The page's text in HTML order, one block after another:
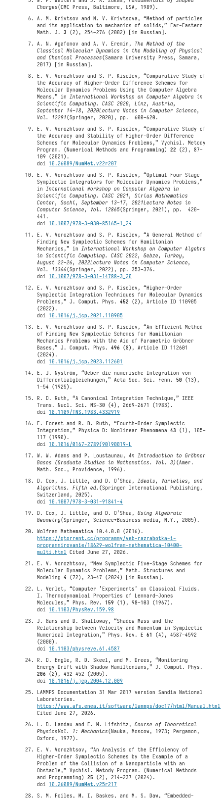
Charges(CMC Press, Baltimore, USA, 1989).
A. M. Krivtsov and N. V. Krivtsova, “Method of particles
and its application to mechanics of solids,” Far-Eastern
Math. J.3 (2), 254–276 (2002) [in Russian].
A. N. Agafonov and A. V. Eremin, The Method of the
Classical Molecular Dynamics in the Modeling of Physical
and Chemical Processes(Samara University Press, Samara,
2017) [in Russian].
E. V. Vorozhtsov and S. P. Kiselev, “Comparative Study of
the Accuracy of Higher-Order Difference Schemes for
Molecular Dynamics Problems Using the Computer Algebra
Means,” inInternational Workshop on Computer Algebra in
Scientific Computing. CASC 2020, Linz, Austria,
September 14–18, 2020Lecture Notes in Computer Science,
Vol. 12291(Springer, 2020), pp. 600–620.
E. V. Vorozhtsov and S. P. Kiselev, “Comparative Study of
the Accuracy and Stability of Higher-Order Difference
Schemes for Molecular Dynamics Problems,” Vychisl. Metody
Program. (Numerical Methods and Programming)22 (2), 87–
109 (2021).
doi10.26089/NumMet.v22r207
E. V. Vorozhtsov and S. P. Kiselev, “Optimal Four-Stage
Symplectic Integrators for Molecular Dynamics Problems,”
inInternational Workshop on Computer Algebra in
Scientific Computing. CASC 2021, Sirius Mathematics
Center, Sochi, September 13–17, 2021Lecture Notes in
Computer Science, Vol. 12865(Springer, 2021), pp. 420–
441.
doi10.1007/978-3-030-85165-1_24
E. V. Vorozhtsov and S. P. Kiselev, “A General Method of
Finding New Symplectic Schemes for Hamiltonian
Mechanics,” inInternational Workshop on Computer Algebra
in Scientific Computing. CASC 2022, Gebze, Turkey,
August 22–26, 2022Lecture Notes in Computer Science,
Vol. 13366(Springer, 2022), pp. 353–376.
doi10.1007/978-3-031-14788-3_20
E. V. Vorozhtsov and S. P. Kiselev, “Higher-Order
Symplectic Integration Techniques for Molecular Dynamics
Problems,” J. Comput. Phys.452 (2), Article ID 110905
(2022).
doi10.1016/j.jcp.2021.110905
E. V. Vorozhtsov and S. P. Kiselev, “An Efficient Method
of Finding New Symplectic Schemes for Hamiltonian
Mechanics Problems with the Aid of Parametric Gröbner
Bases,” J. Comput. Phys.496 (8), Article ID 112601
(2024).
doi10.1016/j.jcp.2023.112601
E. J. Nyström, “Ueber die numerische Integration von
Differentialgleichungen,” Acta Soc. Sci. Fenn.50 (13),
1–54 (1925).
R. D. Ruth, “A Canonical Integration Technique,” IEEE
Trans. Nucl. Sci. NS-30 (4), 2669–2671 (1983).
doi10.1109/TNS.1983.4332919
E. Forest and R. D. Ruth, “Fourth-Order Symplectic
Integration,” Physica D: Nonlinear Phenomena43 (1), 105–
117 (1990).
doi10.1016/0167-2789(90)90019-L
W. W. Adams and P. Loustaunau,An Introduction to Gröbner
Bases (Graduate Studies in Mathematics. Vol. 3) (Amer.
Math. Soc., Providence, 1996).
D. Cox, J. Little, and D. O’Shea,Ideals, Varieties, and
Algorithms. Fifth ed. (Springer International Publishing,
Switzerland, 2025).
doi10.1007/978-3-031-91841-4
D. Cox, J. Little, and D. O’Shea,Using Algebraic
Geometry(Springer, Science+Business media, N.Y., 2005).
Wolfram Mathematica 10.4.0.0 (2016).
https://gtorrent.cc/programmy/veb-razrabotka-i-
programmirovanie/18629-wolfram-mathematica-10400-
multi.html Cited June 27, 2026.
E. V. Vorozhtsov, “New Symplectic Five-Stage Schemes for
Molecular Dynamics Problems,” Math. Structures and
Modeling4 (72), 23–47 (2024) [in Russian].
L. Verlet, “Computer ’Experiments’ on Classical Fluids.
I. Thermodynamical Properties of Lennard–Jones
Molecules,” Phys. Rev.159 (1), 98–103 (1967).
doi10.1103/PhysRev.159.98
J. Gans and D. Shalloway, “Shadow Mass and the
Relationship between Velocity and Momentum in Symplectic
Numerical Integration,” Phys. Rev. E61
(4), 4587–4592
(2000).
doi10.1103/physreve.61.4587
R. D. Engle, R. D. Skeel, and M. Drees, “Monitoring
Energy Drift with Shadow Hamiltonians,” J. Comput. Phys.
206 (2), 432–452 (2005).
doi10.1016/j.jcp.2004.12.009
LAMMPS Documentation 31 Mar 2017 version Sandia National
Laboratories.
https://www.afs.enea.it/software/lammps/doc17/html/Manual.html
Cited June 27, 2026.
L. D. Landau and E. M. Lifshitz,Course of Theoretical
PhysicsVol. 1: Mechanics(Nauka, Moscow, 1973; Pergamon,
Oxford, 1977).
E. V. Vorozhtsov, “An Analysis of the Efficiency of
Higher-Order Symplectic Schemes by the Example of a
Problem of the Collision of a Nanoparticle with an
Obstacle,” Vychisl. Metody Program. (Numerical Methods
and Programming)25 (2), 214–237 (2024).
doi10.26089/NumMet.v25r217
S. M. Foiles, M. I. Baskes, and M. S. Daw, “Embedded-